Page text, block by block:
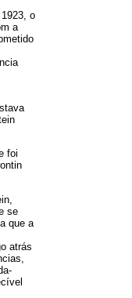
o
a
foi
se
que a
atrás